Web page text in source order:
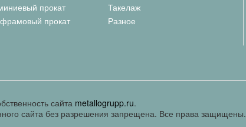
прокат
прокат
Такелаж
Разное
сайта metallogrupp.ru.
сайта без разрешения запрещена. Все права защищены.